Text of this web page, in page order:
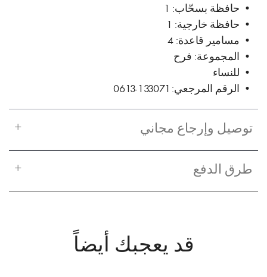
• حافظة بسحّاب: 1
• حافظة خارجية: 1
• مسامير قاعدة: 4
• المجموعة: فرح
• للنساء
• الرقم المرجعي: 133071-0613
توصيل وإرجاع مجاني
طرق الدفع
قد يعجبك أيضاً